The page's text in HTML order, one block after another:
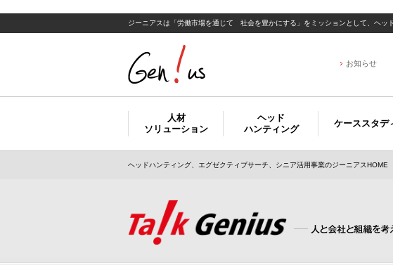
ジーニアスは「労働市場を通じて 社会を豊かにする」をミッションとして、ヘッ
人材
ソリューション
ヘッド
ハンティング
ケーススタデ
お知らせ
ヘッドハンティング、エグゼクティブサーチ、シニア活用事業のジーニアスHOME